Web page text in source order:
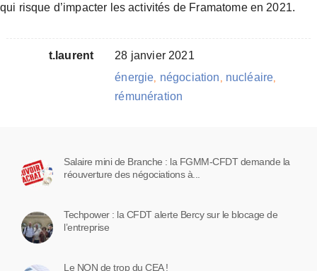
qui risque d’impacter les activités de Framatome en 2021.
t.laurent
28 janvier 2021
énergie négociation nucléaire
rémunération
Salaire mini de Branche : la FGMM-CFDT demande la
réouverture des négociations à...
Techpower : la CFDT alerte Bercy sur le blocage de
l’entreprise
Le NON de trop du CEA !